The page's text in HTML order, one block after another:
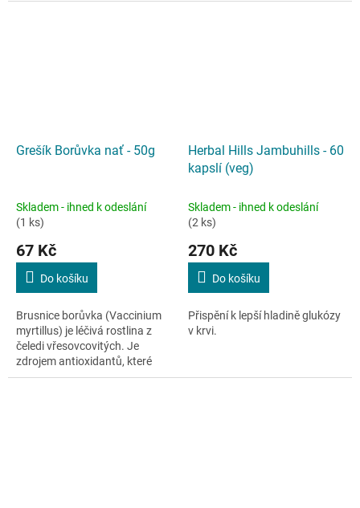
Grešík Borůvka nať - 50g
Skladem - ihned k odeslání
(1 ks)
67 Kč
Do košíku
Brusnice borůvka (Vaccinium
myrtillus) je léčivá rostlina z
čeledi vřesovcovitých. Je
zdrojem antioxidantů, které
mohou mimo jiné působit
Herbal Hills Jambuhills - 60
kapslí (veg)
Skladem - ihned k odeslání
(2 ks)
270 Kč
Do košíku
Přispění k lepší hladině glukózy
v krvi.